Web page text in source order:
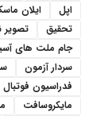
اپل
ایلان
تحقیق
جام ملت های
سردار آزمون
فدراسیون فوتبال
مایکروسافت